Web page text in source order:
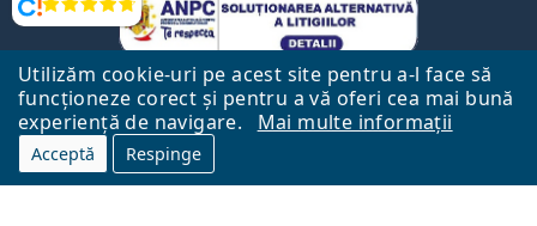
Utilizăm cookie-uri pe acest site pentru a-l face să
funcționeze corect și pentru a vă oferi cea mai bună
experiență de navigare.
Mai multe informații
Acceptă Respinge
Opinii
Către Pagina Principală
Mai sus